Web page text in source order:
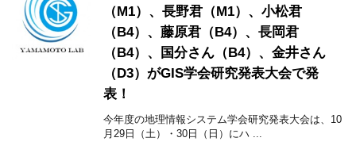
（M1）、長野君（M1）、小松君
（B4）、藤原君（B4）、長岡君
（B4）、国分さん（B4）、金井さん
（D3）がGIS学会研究発表大会で発
表！
今年度の地理情報システム学会研究発表大会は、10
月29日（土）・30日（日）にハ ...